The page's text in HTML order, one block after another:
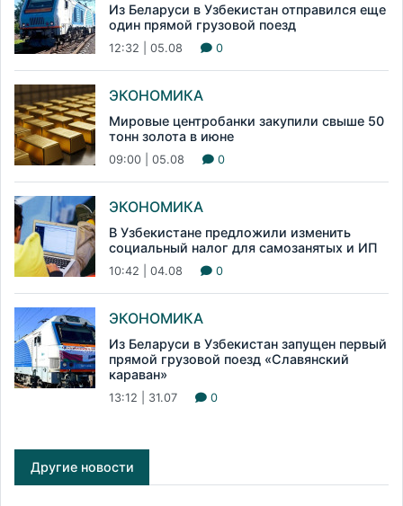
Из Беларуси в Узбекистан отправился еще
один прямой грузовой поезд
12:32 | 05.08 0
ЭКОНОМИКА
Мировые центробанки закупили свыше 50
тонн золота в июне
09:00 | 05.08 0
ЭКОНОМИКА
В Узбекистане предложили изменить
социальный налог для самозанятых и ИП
10:42 | 04.08 0
ЭКОНОМИКА
Из Беларуси в Узбекистан запущен первый
прямой грузовой поезд «Славянский
караван»
13:12 | 31.07 0
Другие новости